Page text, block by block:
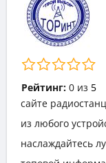
Рейтинг: 0из 5
сайте
из любого
наслаждайтесь